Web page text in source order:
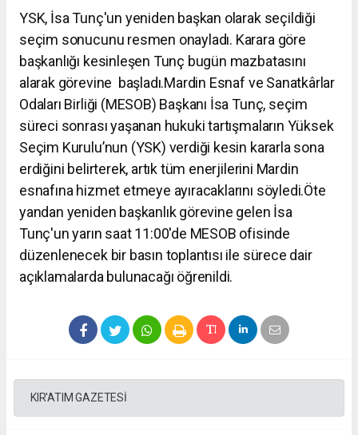
YSK, İsa Tunç'un yeniden başkan olarak seçildiği
seçim sonucunu resmen onayladı. Karara göre
başkanlığı kesinleşen Tunç bugün mazbatasını
alarak görevine başladı.Mardin Esnaf ve Sanatkârlar
Odaları Birliği (MESOB) Başkanı İsa Tunç, seçim
süreci sonrası yaşanan hukuki tartışmaların Yüksek
Seçim Kurulu’nun (YSK) verdiği kesin kararla sona
erdiğini belirterek, artık tüm enerjilerini Mardin
esnafına hizmet etmeye ayıracaklarını söyledi.Öte
yandan yeniden başkanlık görevine gelen İsa
Tunç'un yarın saat 11:00'de MESOB ofisinde
düzenlenecek bir basın toplantısı ile sürece dair
açıklamalarda bulunacağı öğrenildi.
KIR'ATIM GAZETESİ